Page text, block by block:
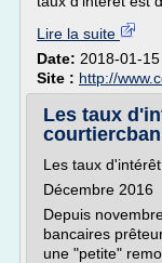
Lire la suite
Date: 2018-01-
Site : http://
Les taux
Les taux
Décembre 2016
Depuis
bancaires
une "petite"